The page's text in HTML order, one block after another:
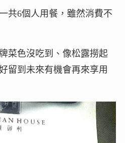
共6個人用餐，雖然消費不
菜色沒吃到、像松露撈起
留到未來有機會再來享用